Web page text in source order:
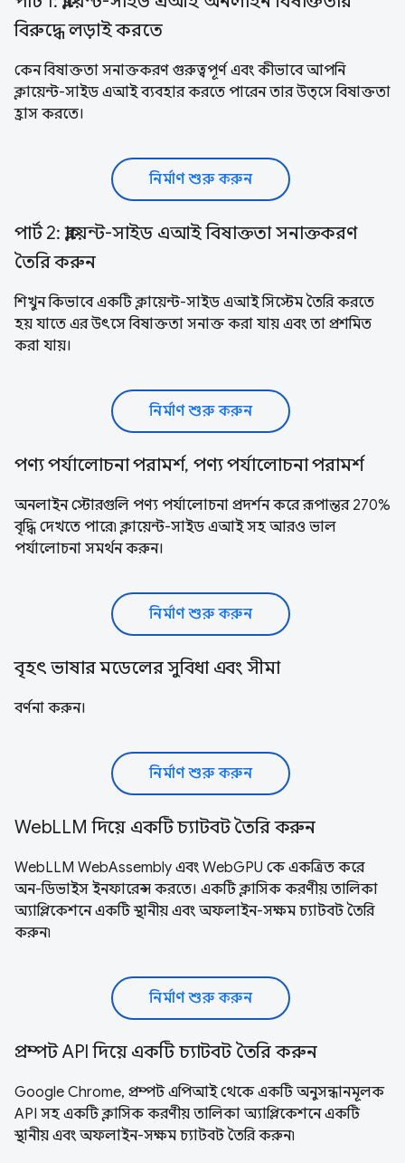
বিরুদ্ধে লড়াই করতে
কেন বিষাক্ততা সনাক্তকরণ গুরুত্বপূর্ণ এবং কীভাবে আপনি
ক্লায়েন্ট-সাইড এআই ব্যবহার করতে পারেন তার উত্সে বিষাক্ততা
হ্রাস করতে।
নির্মাণ শুরু করুন
পার্ট 2: ক্লায়েন্ট-সাইড এআই বিষাক্ততা সনাক্তকরণ
তৈরি করুন
শিখুন কিভাবে একটি ক্লায়েন্ট-সাইড এআই সিস্টেম তৈরি করতে
হয় যাতে এর উৎসে বিষাক্ততা সনাক্ত করা যায় এবং তা প্রশমিত
করা যায়।
নির্মাণ শুরু করুন
পণ্য পর্যালোচনা পরামর্শ, পণ্য পর্যালোচনা পরামর্শ
অনলাইন স্টোরগুলি পণ্য পর্যালোচনা প্রদর্শন করে রূপান্তর 270%
বৃদ্ধি দেখতে পারে৷ ক্লায়েন্ট-সাইড এআই সহ আরও ভাল
পর্যালোচনা সমর্থন করুন।
নির্মাণ শুরু করুন
বৃহৎ ভাষার মডেলের সুবিধা এবং সীমা
বর্ণনা করুন।
নির্মাণ শুরু করুন
WebLLM দিয়ে একটি চ্যাটবট তৈরি করুন
WebLLM WebAssembly এবং WebGPU কে ​​একত্রিত করে
অন-ডিভাইস ইনফারেন্স করতে। একটি ক্লাসিক করণীয় তালিকা
অ্যাপ্লিকেশনে একটি স্থানীয় এবং অফলাইন-সক্ষম চ্যাটবট তৈরি
করুন৷
নির্মাণ শুরু করুন
প্রম্পট API দিয়ে একটি চ্যাটবট তৈরি করুন
Google Chrome, প্রম্পট এপিআই থেকে একটি অনুসন্ধানমূলক
API সহ একটি ক্লাসিক করণীয় তালিকা অ্যাপ্লিকেশনে একটি
স্থানীয় এবং অফলাইন-সক্ষম চ্যাটবট তৈরি করুন৷